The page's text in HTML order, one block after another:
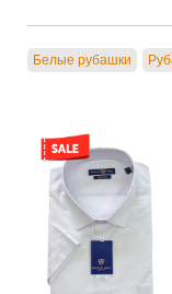
Белые рубашки